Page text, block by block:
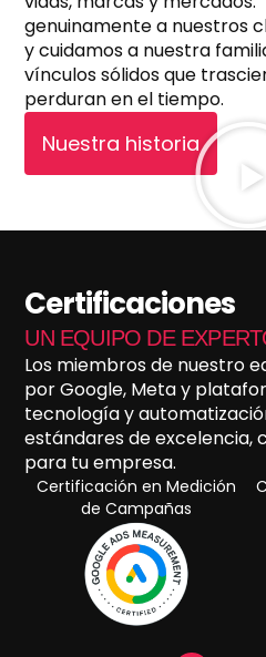
genuinamente a nuestros
y cuidamos a nuestra
vínculos sólidos que
perduran en el tiempo.
Nuestra historia
Certificaciones
UN EQUIPO DE
Los miembros de nuestro
por Google, Meta y
tecnología y
estándares de excelencia,
para tu empresa.
Certificación en Medición
de Campañas